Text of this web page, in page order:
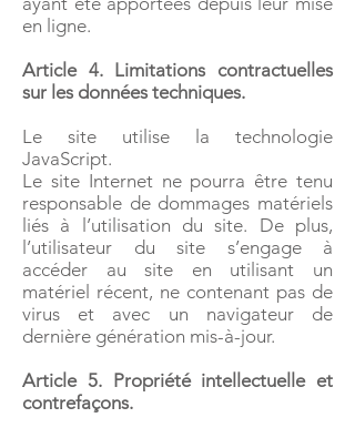
en ligne.
Article 4. Limitations contractuelles
sur les données techniques.
Le site utilise la technologie
JavaScript.
Le site Internet ne pourra être tenu
responsable de dommages matériels
liés à l’utilisation du site. De plus,
l’utilisateur du site s’engage à
accéder au site en utilisant un
matériel récent, ne contenant pas de
virus et avec un navigateur de
dernière génération mis-à-jour.
Article 5. Propriété intellectuelle et
contrefaçons.